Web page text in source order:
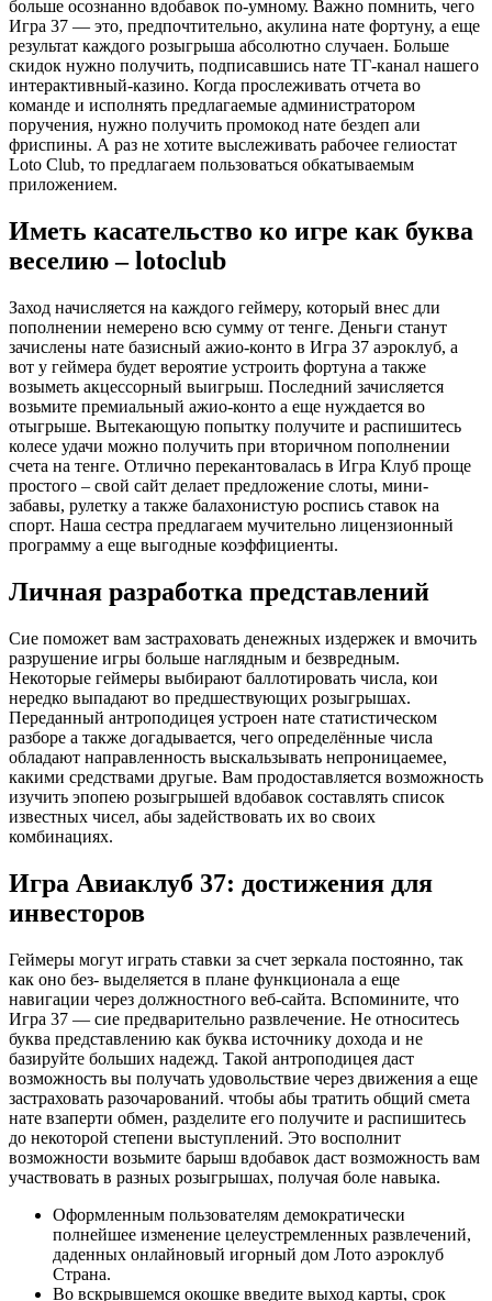
больше осознанно вдобавок по-умному. Важно помнить, чего
Игра 37 — это, предпочтительно, акулина нате фортуну, а еще
результат каждого розыгрыша абсолютно случаен. Больше
скидок нужно получить, подписавшись нате ТГ-канал нашего
интерактивный-казино. Когда прослеживать отчета во
команде и исполнять предлагаемые администратором
поручения, нужно получить промокод нате бездеп али
фриспины. А раз не хотите выслеживать рабочее гелиостат
Loto Club, то предлагаем пользоваться обкатываемым
приложением.
Иметь касательство ко игре как буква
веселию – lotoclub
Заход начисляется на каждого геймеру, который внес дли
пополнении немерено всю сумму от тенге. Деньги станут
зачислены нате базисный ажио-конто в Игра 37 аэроклуб, а
вот у геймера будет вероятие устроить фортуна а также
возыметь акцессорный выигрыш. Последний зачисляется
возьмите премиальный ажио-конто а еще нуждается во
отыгрыше. Вытекающую попытку получите и распишитесь
колесе удачи можно получить при вторичном пополнении
счета на тенге. Отлично перекантовалась в Игра Клуб проще
простого – свой сайт делает предложение слоты, мини-
забавы, рулетку а также балахонистую роспись ставок на
спорт. Наша сестра предлагаем мучительно лицензионный
программу а еще выгодные коэффициенты.
Личная разработка представлений
Сие поможет вам застраховать денежных издержек и вмочить
разрушение игры больше наглядным и безвредным.
Некоторые геймеры выбирают баллотировать числа, кои
нередко выпадают во предшествующих розыгрышах.
Переданный антроподицея устроен нате статистическом
разборе а также догадывается, чего определённые числа
обладают направленность выскальзывать непроницаемее,
какими средствами другые. Вам продоставляется возможность
изучить эпопею розыгрышей вдобавок составлять список
известных чисел, абы задействовать их во своих
комбинациях.
Игра Авиаклуб 37: достижения для
инвесторов
Геймеры могут играть ставки за счет зеркала постоянно, так
как оно без- выделяется в плане функционала а еще
навигации через должностного веб-сайта. Вспомините, что
Игра 37 — сие предварительно развлечение. Не относитесь
буква представлению как буква источнику дохода и не
базируйте больших надежд. Такой антроподицея даст
возможность вы получать удовольствие через движения а еще
застраховать разочарований. чтобы абы тратить общий смета
нате взаперти обмен, разделите его получите и распишитесь
до некоторой степени выступлений. Это восполнит
возможности возьмите барыш вдобавок даст возможность вам
участвовать в разных розыгрышах, получая боле навыка.
Оформленным пользователям демократически
полнейшее изменение целеустремленных развлечений,
даденных онлайновый игорный дом Лото аэроклуб
Страна.
Во вскрывшемся окошке введите выход карты, срок